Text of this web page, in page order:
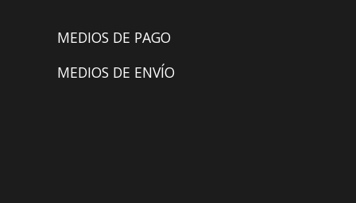
MEDIOS DE PAGO
MEDIOS DE ENVÍO